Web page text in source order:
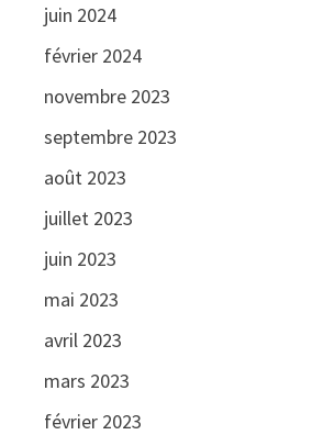
juin 2024
février 2024
novembre 2023
septembre 2023
août 2023
juillet 2023
juin 2023
mai 2023
avril 2023
mars 2023
février 2023